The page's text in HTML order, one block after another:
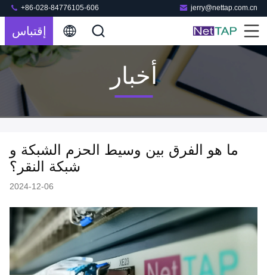
jerry@nettap.com.cn
+86-028-84776105-606
إقتباس
أخبار
ما هو الفرق بين وسيط الحزم الشبكة و
شبكة النقر؟
2024-12-06